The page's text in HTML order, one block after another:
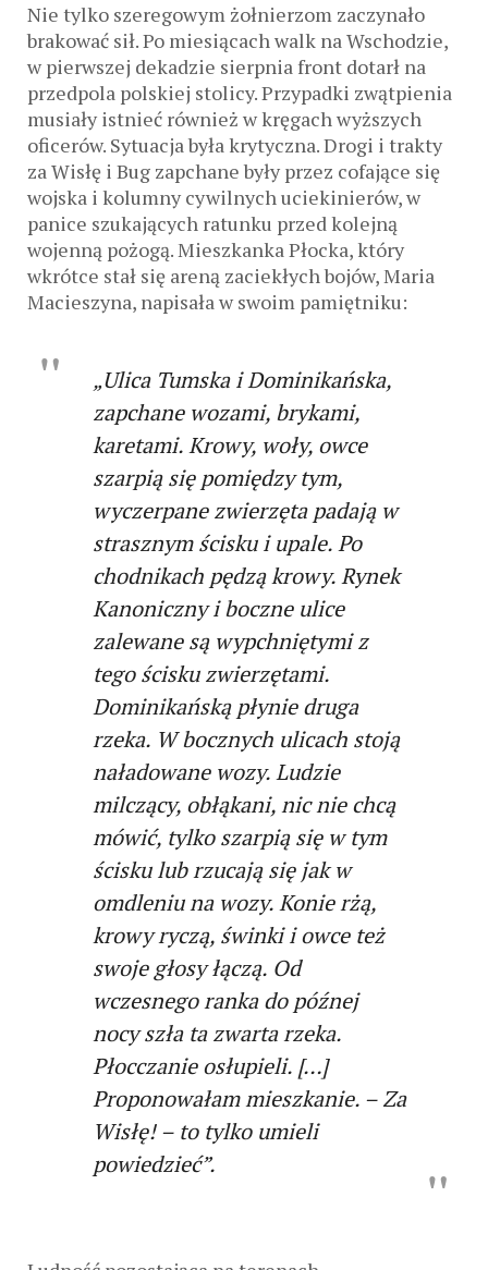
Nie tylko szeregowym żołnierzom zaczynało
brakować sił. Po miesiącach walk na Wschodzie,
w pierwszej dekadzie sierpnia front dotarł na
przedpola polskiej stolicy. Przypadki zwątpienia
musiały istnieć również w kręgach wyższych
oficerów. Sytuacja była krytyczna. Drogi i trakty
za Wisłę i Bug zapchane były przez cofające się
wojska i kolumny cywilnych uciekinierów, w
panice szukających ratunku przed kolejną
wojenną pożogą. Mieszkanka Płocka, który
wkrótce stał się areną zaciekłych bojów, Maria
Macieszyna, napisała w swoim pamiętniku:
„Ulica Tumska i Dominikańska,
zapchane wozami, brykami,
karetami. Krowy, woły, owce
szarpią się pomiędzy tym,
wyczerpane zwierzęta padają w
strasznym ścisku i upale. Po
chodnikach pędzą krowy. Rynek
Kanoniczny i boczne ulice
zalewane są wypchniętymi z
tego ścisku zwierzętami.
Dominikańską płynie druga
rzeka. W bocznych ulicach stoją
naładowane wozy. Ludzie
milczący, obłąkani, nic nie chcą
mówić, tylko szarpią się w tym
ścisku lub rzucają się jak w
omdleniu na wozy. Konie rżą,
krowy ryczą, świnki i owce też
swoje głosy łączą. Od
wczesnego ranka do późnej
nocy szła ta zwarta rzeka.
Płocczanie osłupieli. […]
Proponowałam mieszkanie. – Za
Wisłę! – to tylko umieli
powiedzieć”.